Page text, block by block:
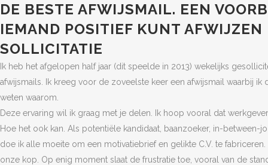
DE BESTE AFWIJSMAIL. EEN
IEMAND POSITIEF KUNT AFWIJZEN
SOLLICITATIE
Ik heb het afgelopen half jaar (dit speelde in 2013) wekelijks
afwijsmails. Ik kreeg voor de zoveelste keer een afwijsmail waarbij ik
weten waarom.
Deze ervaring wil ik graag met je delen. Ik hoop vooral dat
Hoe het ook kan. Als potentiële kandidaat, baanzoeker, in-between-
doe ik alle moeite om een motivatiebrief en gelikte C.V. te
onze kop. Op enig moment slaat de frustratie toe, vooral van de